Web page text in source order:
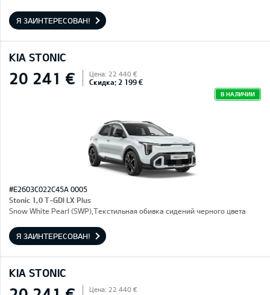
Я ЗАИНТЕРЕСОВАН!
KIA STONIC
20 241 € Цена: 22 440 €
Скидка: 2 199 €
В НАЛИЧИИ
#E2603C022C45A 0005
Stonic 1,0 T-GDI LX Plus
Snow White Pearl (SWP),Текстильная обивка сидений черного цвета
Я ЗАИНТЕРЕСОВАН!
KIA STONIC
Цена: 22 440 €